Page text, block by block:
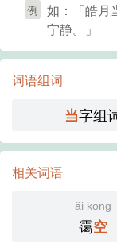
例 如：「皓月
宁静。」
词语组词
当字组
相关词语
ǎi kōng
霭空